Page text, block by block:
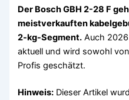
Der Bosch GBH 2-28 F
meistverkauften
2-kg-Segment. Auch
aktuell und wird sowohl
Profis geschätzt.
Hinweis: Dieser Artikel